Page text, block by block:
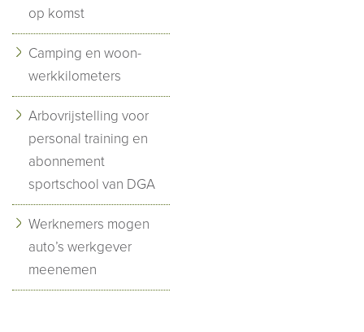
op komst
Camping en woon-
werkkilometers
Arbovrijstelling voor
personal training en
abonnement
sportschool van DGA
Werknemers mogen
auto’s werkgever
meenemen